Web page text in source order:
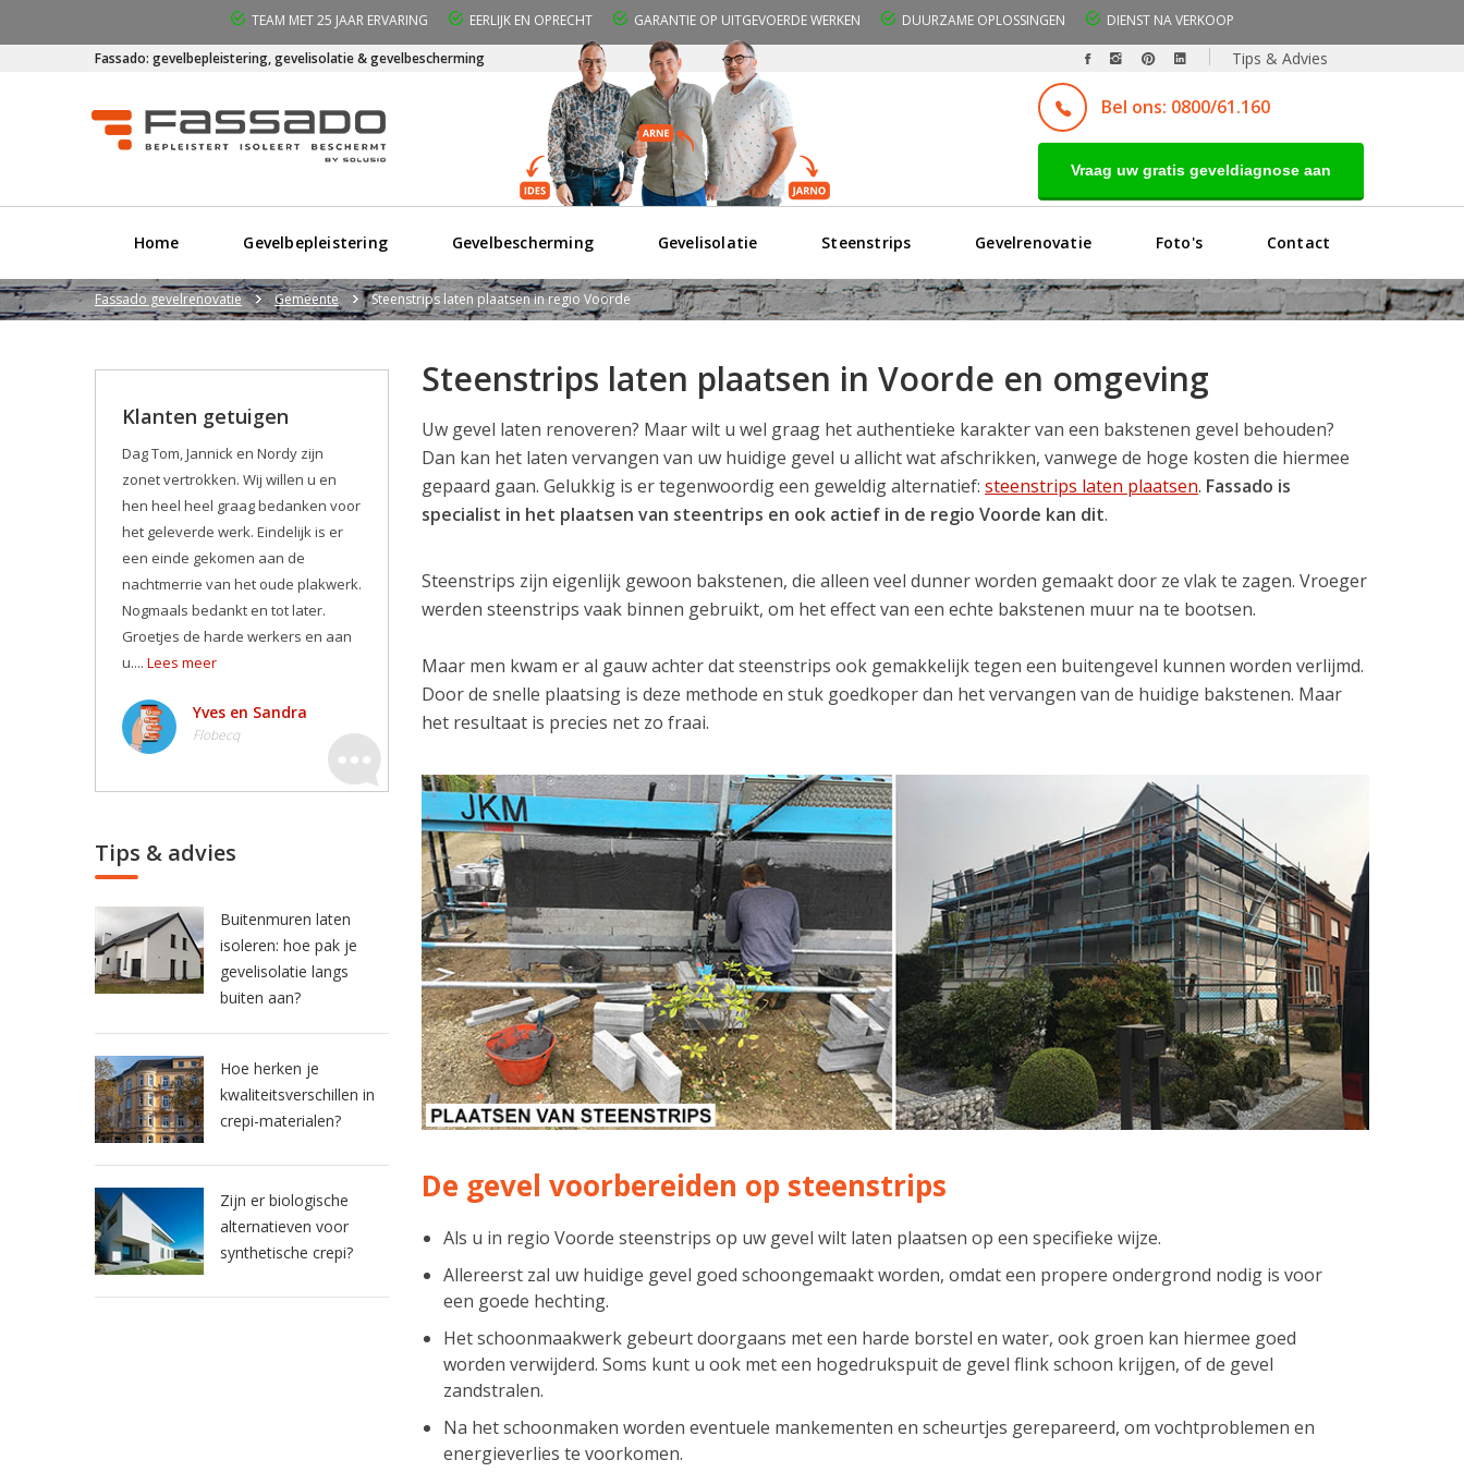
TEAM MET 25 JAAR ERVARING EERLIJK EN OPRECHT GARANTIE OP UITGEVOERDE WERKEN DUURZAME OPLOSSINGEN DIENST NA VERKOOP
Fassado: gevelbepleistering, gevelisolatie & gevelbescherming Tips & Advies
Bel ons: 0800/61.160
Vraag uw gratis geveldiagnose aan
Home Gevelbepleistering Gevelbescherming Gevelisolatie Steenstrips Gevelrenovatie Foto's Contact
Fassado gevelrenovatie Gemeente Steenstrips laten plaatsen in regio Voorde
Steenstrips laten plaatsen in Voorde en omgeving
Uw gevel laten renoveren? Maar wilt u wel graag het authentieke karakter van een bakstenen gevel behouden?
Dan kan het laten vervangen van uw huidige gevel u allicht wat afschrikken, vanwege de hoge kosten die hiermee
gepaard gaan. Gelukkig is er tegenwoordig een geweldig alternatief: steenstrips laten plaatsen. Fassado is
specialist in het plaatsen van steentrips en ook actief in de regio Voorde kan dit.
Steenstrips zijn eigenlijk gewoon bakstenen, die alleen veel dunner worden gemaakt door ze vlak te zagen. Vroeger
werden steenstrips vaak binnen gebruikt, om het effect van een echte bakstenen muur na te bootsen.
Maar men kwam er al gauw achter dat steenstrips ook gemakkelijk tegen een buitengevel kunnen worden verlijmd.
Door de snelle plaatsing is deze methode en stuk goedkoper dan het vervangen van de huidige bakstenen. Maar
het resultaat is precies net zo fraai.
De gevel voorbereiden op steenstrips
Als u in regio Voorde steenstrips op uw gevel wilt laten plaatsen op een specifieke wijze.
Allereerst zal uw huidige gevel goed schoongemaakt worden, omdat een propere ondergrond nodig is voor
een goede hechting.
Het schoonmaakwerk gebeurt doorgaans met een harde borstel en water, ook groen kan hiermee goed
worden verwijderd. Soms kunt u ook met een hogedrukspuit de gevel flink schoon krijgen, of de gevel
zandstralen.
Na het schoonmaken worden eventuele mankementen en scheurtjes gerepareerd, om vochtproblemen en
energieverlies te voorkomen.
Klanten getuigen
Dag Tom, Jannick en Nordy zijn
zonet vertrokken. Wij willen u en
hen heel heel graag bedanken voor
het geleverde werk. Eindelijk is er
een einde gekomen aan de
nachtmerrie van het oude plakwerk.
Nogmaals bedankt en tot later.
Groetjes de harde werkers en aan
u.... Lees meer
Yves en Sandra
Flobecq
Tips & advies
Buitenmuren laten
isoleren: hoe pak je
gevelisolatie langs
buiten aan?
Hoe herken je
kwaliteitsverschillen in
crepi-materialen?
Zijn er biologische
alternatieven voor
synthetische crepi?